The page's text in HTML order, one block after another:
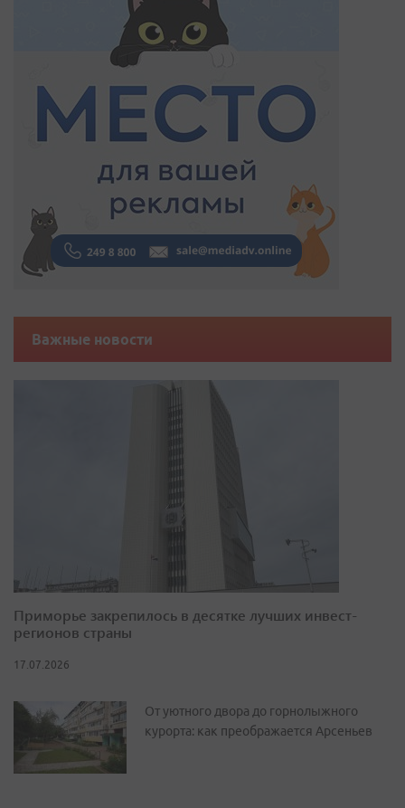
Важные новости
Приморье закрепилось в десятке лучших инвест-
регионов страны
17.07.2026
От уютного двора до горнолыжного
курорта: как преображается Арсеньев